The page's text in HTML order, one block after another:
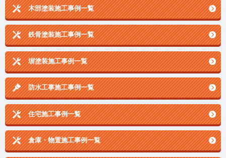
木部塗装施工事例一覧
鉄骨塗装施工事例一覧
塀塗装施工事例一覧
防水工事施工事例一覧
住宅施工事例一覧
倉庫・物置施工事例一覧